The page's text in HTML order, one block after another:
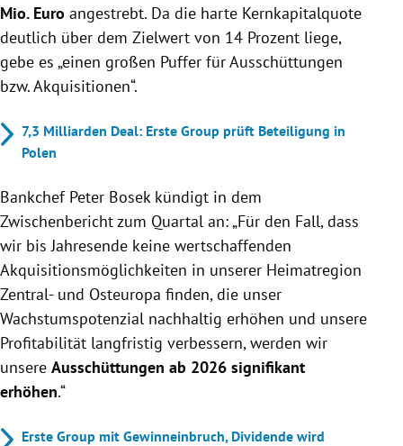
Mio. Euro angestrebt. Da die harte Kernkapitalquote
deutlich über dem Zielwert von 14 Prozent liege,
gebe es „einen großen Puffer für Ausschüttungen
bzw. Akquisitionen“.
7,3 Milliarden Deal: Erste Group prüft Beteiligung in
Polen
Bankchef Peter Bosek kündigt in dem
Zwischenbericht zum Quartal an: „Für den Fall, dass
wir bis Jahresende keine wertschaffenden
Akquisitionsmöglichkeiten in unserer Heimatregion
Zentral- und Osteuropa finden, die unser
Wachstumspotenzial nachhaltig erhöhen und unsere
Profitabilität langfristig verbessern, werden wir
unsere Ausschüttungen ab 2026 signifikant
erhöhen.“
Erste Group mit Gewinneinbruch, Dividende wird